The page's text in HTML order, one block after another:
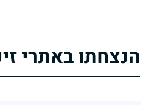
הנצחתו באתרי